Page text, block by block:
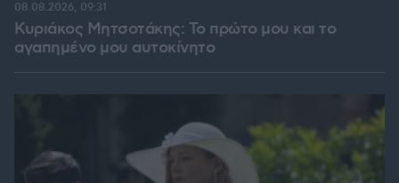
Κυριάκος Μητσοτάκης: Το πρώτο μου και το
αγαπημένο μου αυτοκίνητο
08.08.2026, 09:31